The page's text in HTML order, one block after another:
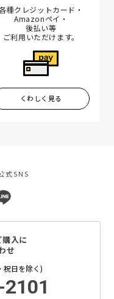
種クレジットカード・
Amazonペイ・
後払い等
ご利用いただけます。
くわしく見る
式SNS
入に
せ
祝日を除く)